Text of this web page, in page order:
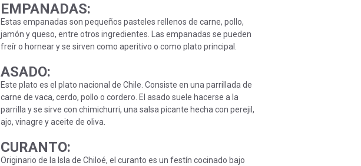
EMPANADAS:
Estas empanadas son pequeños pasteles rellenos de carne, pollo,
jamón y queso, entre otros ingredientes. Las empanadas se pueden
freír o hornear y se sirven como aperitivo o como plato principal.
ASADO:
Este plato es el plato nacional de Chile. Consiste en una parrillada de
carne de vaca, cerdo, pollo o cordero. El asado suele hacerse a la
parrilla y se sirve con chimichurri, una salsa picante hecha con perejil,
ajo, vinagre y aceite de oliva.
CURANTO:
Originario de la Isla de Chiloé, el curanto es un festín cocinado bajo